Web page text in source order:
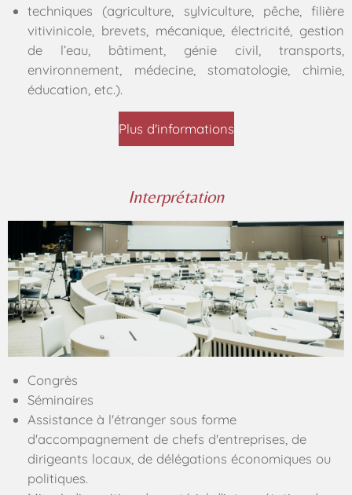
techniques (agriculture, sylviculture, pêche, filière
vitivinicole, brevets, mécanique, électricité, gestion
de l’eau, bâtiment, génie civil, transports,
environnement, médecine, stomatologie, chimie,
éducation, etc.).
Plus d'informations
Interprétation
Congrès
Séminaires
Assistance à l'étranger sous forme
d'accompagnement de chefs d'entreprises, de
dirigeants locaux, de délégations économiques ou
politiques.